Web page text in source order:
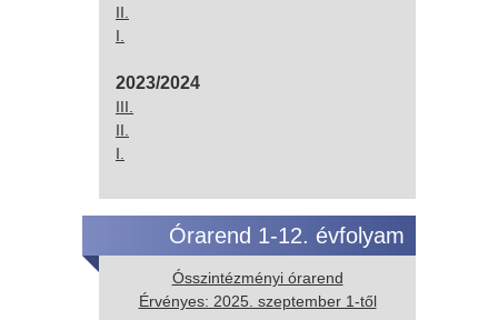
II.
I.
2023/2024
III.
II.
I.
Órarend 1-12. évfolyam
Ósszintézményi órarend
Érvényes: 2025. szeptember 1-től